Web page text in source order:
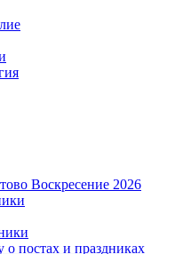
Воскресение 2026
постах и праздниках